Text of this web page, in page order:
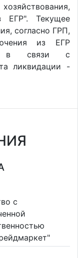
ЕГР". Текущее
согласно ГРП,
из ЕГР
в связи с
ликвидации -
с